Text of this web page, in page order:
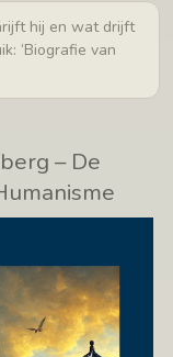
hij en wat drijft
‘Biografie van
– De